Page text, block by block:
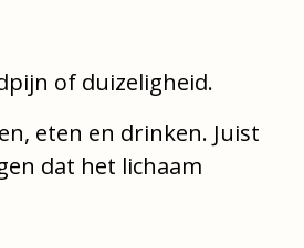
of duizeligheid.
eten en drinken. Juist
dat het lichaam